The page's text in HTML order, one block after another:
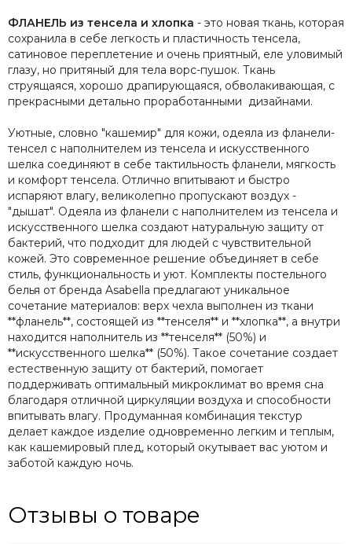
ФЛАНЕЛЬ из тенсела и хлопка - это новая ткань, которая
сохранила в себе легкость и пластичность тенсела,
сатиновое переплетение и очень приятный, еле уловимый
глазу, но притяный для тела ворс-пушок. Ткань
струящаяся, хорошо драпирующаяся, обволакивающая, с
прекрасными детально проработанными дизайнами.
Уютные, словно "кашемир" для кожи, одеяла из фланели-
тенсел с наполнителем из тенсела и искусственного
шелка соединяют в себе тактильность фланели, мягкость
и комфорт тенсела. Отлично впитывают и быстро
испаряют влагу, великолепно пропускают воздух -
"дышат". Одеяла из фланели с наполнителем из тенсела и
искусственного шелка создают натуральную защиту от
бактерий, что подходит для людей с чувствительной
кожей. Это современное решение объединяет в себе
стиль, функциональность и уют. Комплекты постельного
белья от бренда Asabella предлагают уникальное
сочетание материалов: верх чехла выполнен из ткани
**фланель**, состоящей из **тенселя** и **хлопка**, а внутри
находится наполнитель из **тенселя** (50%) и
**искусственного шелка** (50%). Такое сочетание создает
естественную защиту от бактерий, помогает
поддерживать оптимальный микроклимат во время сна
благодаря отличной циркуляции воздуха и способности
впитывать влагу. Продуманная комбинация текстур
делает каждое изделие одновременно легким и теплым,
как кашемировый плед, который окутывает вас уютом и
заботой каждую ночь.
Отзывы о товаре